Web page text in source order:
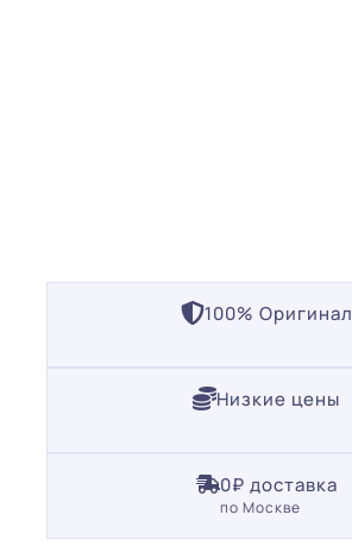
100% Оригинал
Низкие цены
0₽ доставка
по Москве